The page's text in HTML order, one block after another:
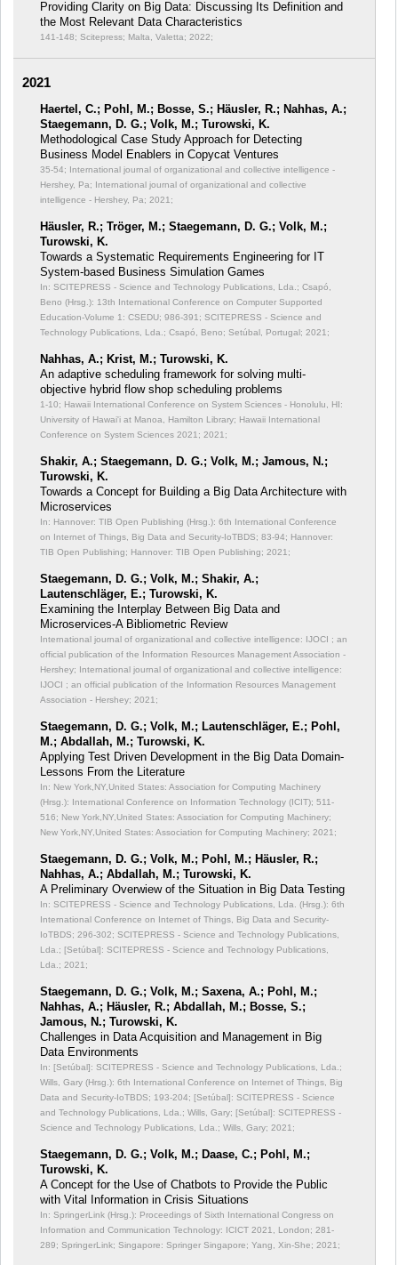
Providing Clarity on Big Data: Discussing Its Definition and
the Most Relevant Data Characteristics
141-148; Scitepress; Malta, Valetta; 2022;
2021
Haertel, C.; Pohl, M.; Bosse, S.; Häusler, R.; Nahhas, A.;
Staegemann, D. G.; Volk, M.; Turowski, K.
Methodological Case Study Approach for Detecting
Business Model Enablers in Copycat Ventures
35-54; International journal of organizational and collective intelligence -
Hershey, Pa; International journal of organizational and collective
intelligence - Hershey, Pa; 2021;
Häusler, R.; Tröger, M.; Staegemann, D. G.; Volk, M.;
Turowski, K.
Towards a Systematic Requirements Engineering for IT
System-based Business Simulation Games
In: SCITEPRESS - Science and Technology Publications, Lda.; Csapó,
Beno (Hrsg.): 13th International Conference on Computer Supported
Education-Volume 1: CSEDU; 986-391; SCITEPRESS - Science and
Technology Publications, Lda.; Csapó, Beno; Setúbal, Portugal; 2021;
Nahhas, A.; Krist, M.; Turowski, K.
An adaptive scheduling framework for solving multi-
objective hybrid flow shop scheduling problems
1-10; Hawaii International Conference on System Sciences - Honolulu, HI:
University of Hawai'i at Manoa, Hamilton Library; Hawaii International
Conference on System Sciences 2021; 2021;
Shakir, A.; Staegemann, D. G.; Volk, M.; Jamous, N.;
Turowski, K.
Towards a Concept for Building a Big Data Architecture with
Microservices
In: Hannover: TIB Open Publishing (Hrsg.): 6th International Conference
on Internet of Things, Big Data and Security-IoTBDS; 83-94; Hannover:
TIB Open Publishing; Hannover: TIB Open Publishing; 2021;
Staegemann, D. G.; Volk, M.; Shakir, A.;
Lautenschläger, E.; Turowski, K.
Examining the Interplay Between Big Data and
Microservices-A Bibliometric Review
International journal of organizational and collective intelligence: IJOCI ; an
official publication of the Information Resources Management Association -
Hershey; International journal of organizational and collective intelligence:
IJOCI ; an official publication of the Information Resources Management
Association - Hershey; 2021;
Staegemann, D. G.; Volk, M.; Lautenschläger, E.; Pohl,
M.; Abdallah, M.; Turowski, K.
Applying Test Driven Development in the Big Data Domain-
Lessons From the Literature
In: New York,NY,United States: Association for Computing Machinery
(Hrsg.): International Conference on Information Technology (ICIT); 511-
516; New York,NY,United States: Association for Computing Machinery;
New York,NY,United States: Association for Computing Machinery; 2021;
Staegemann, D. G.; Volk, M.; Pohl, M.; Häusler, R.;
Nahhas, A.; Abdallah, M.; Turowski, K.
A Preliminary Overwiew of the Situation in Big Data Testing
In: SCITEPRESS - Science and Technology Publications, Lda. (Hrsg.): 6th
International Conference on Internet of Things, Big Data and Security-
IoTBDS; 296-302; SCITEPRESS - Science and Technology Publications,
Lda.; [Setúbal]: SCITEPRESS - Science and Technology Publications,
Lda.; 2021;
Staegemann, D. G.; Volk, M.; Saxena, A.; Pohl, M.;
Nahhas, A.; Häusler, R.; Abdallah, M.; Bosse, S.;
Jamous, N.; Turowski, K.
Challenges in Data Acquisition and Management in Big
Data Environments
In: [Setúbal]: SCITEPRESS - Science and Technology Publications, Lda.;
Wills, Gary (Hrsg.): 6th International Conference on Internet of Things, Big
Data and Security-IoTBDS; 193-204; [Setúbal]: SCITEPRESS - Science
and Technology Publications, Lda.; Wills, Gary; [Setúbal]: SCITEPRESS -
Science and Technology Publications, Lda.; Wills, Gary; 2021;
Staegemann, D. G.; Volk, M.; Daase, C.; Pohl, M.;
Turowski, K.
A Concept for the Use of Chatbots to Provide the Public
with Vital Information in Crisis Situations
In: SpringerLink (Hrsg.): Proceedings of Sixth International Congress on
Information and Communication Technology: ICICT 2021, London; 281-
289; SpringerLink; Singapore: Springer Singapore; Yang, Xin-She; 2021;